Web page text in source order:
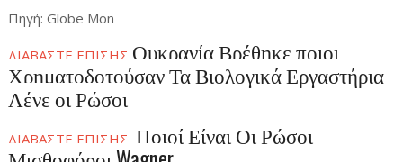
Πηγή: Globe Mon
ΔΙΑΒΑΣΤΕ ΕΠΙΣΗΣ Ουκρανία Βρέθηκε ποιοι
Χρηματοδοτούσαν Τα Βιολογικά Εργαστήρια
Λένε οι Ρώσοι
ΔΙΑΒΑΣΤΕ ΕΠΙΣΗΣ Ποιοί Είναι Οι Ρώσοι